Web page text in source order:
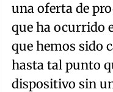
una oferta de
que ha ocurrido
que hemos sido
hasta tal punto
dispositivo sin